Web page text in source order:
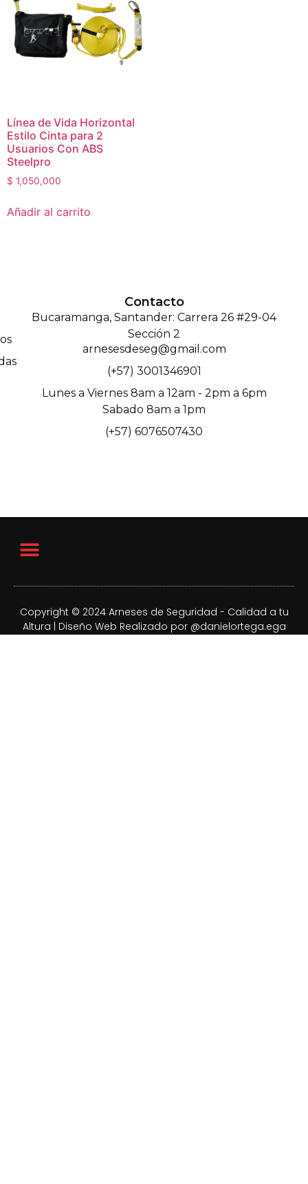
Línea de Vida Horizontal
Estilo Cinta para 2
Usuarios Con ABS
Steelpro
$ 1,050,000
Añadir al carrito
Contacto
Bucaramanga, Santander: Carrera 26 #29-04
Sección 2
arnesesdeseg@gmail.com
(+57) 3001346901
Lunes a Viernes 8am a 12am - 2pm a 6pm
Sabado 8am a 1pm
(+57) 6076507430
Copyright © 2024 Arneses de Seguridad - Calidad a tu
Altura | Diseño Web Realizado por @danielortega.ega